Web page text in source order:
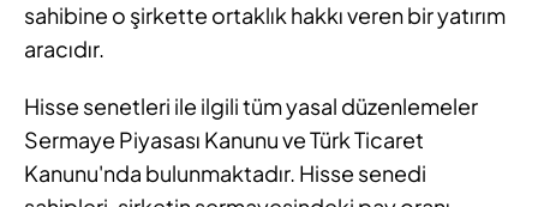
sahibine o şirkette ortaklık hakkı veren bir yatırım
aracıdır.
Hisse senetleri ile ilgili tüm yasal düzenlemeler
Sermaye Piyasası Kanunu ve Türk Ticaret
Kanunu'nda bulunmaktadır. Hisse senedi